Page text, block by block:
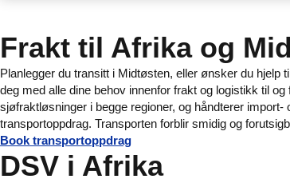
Frakt til Afrika og
Planlegger du transitt i Midtøsten, eller ønsker du
deg med alle dine behov innenfor frakt og logistikk til
sjøfraktløsninger i begge regioner, og håndterer
transportoppdrag. Transporten forblir smidig og
Book transportoppdrag
DSV i Afrika